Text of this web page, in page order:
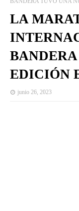
LA
EDICIÓN
junio 26, 2023